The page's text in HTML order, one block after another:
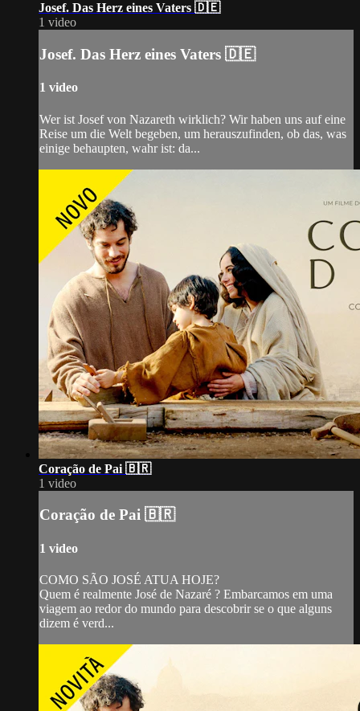
Josef. Das Herz eines Vaters 🇩🇪
1 video
Josef. Das Herz eines Vaters 🇩🇪
1 video
Wer ist Josef von Nazareth wirklich? Wir haben uns auf eine
Reise um die Welt begeben, um herauszufinden, ob das, was
einige behaupten, wahr ist: da...
Coração de Pai 🇧🇷
1 video
Coração de Pai 🇧🇷
1 video
COMO SÃO JOSÉ ATUA HOJE?
Quem é realmente José de Nazaré ? Embarcamos em uma
viagem ao redor do mundo para descobrir se o que alguns
dizem é verd...